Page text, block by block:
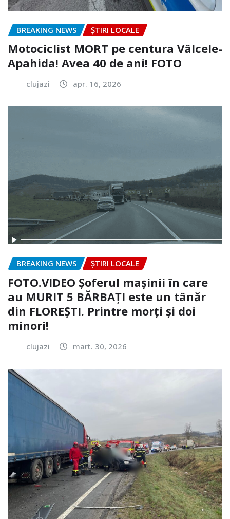
BREAKING NEWS ȘTIRI LOCALE
Motociclist MORT pe centura Vâlcele-
Apahida! Avea 40 de ani! FOTO
clujazi apr. 16, 2026
BREAKING NEWS ȘTIRI LOCALE
FOTO.VIDEO Șoferul mașinii în care
au MURIT 5 BĂRBAȚI este un tânăr
din FLOREȘTI. Printre morți și doi
minori!
clujazi mart. 30, 2026